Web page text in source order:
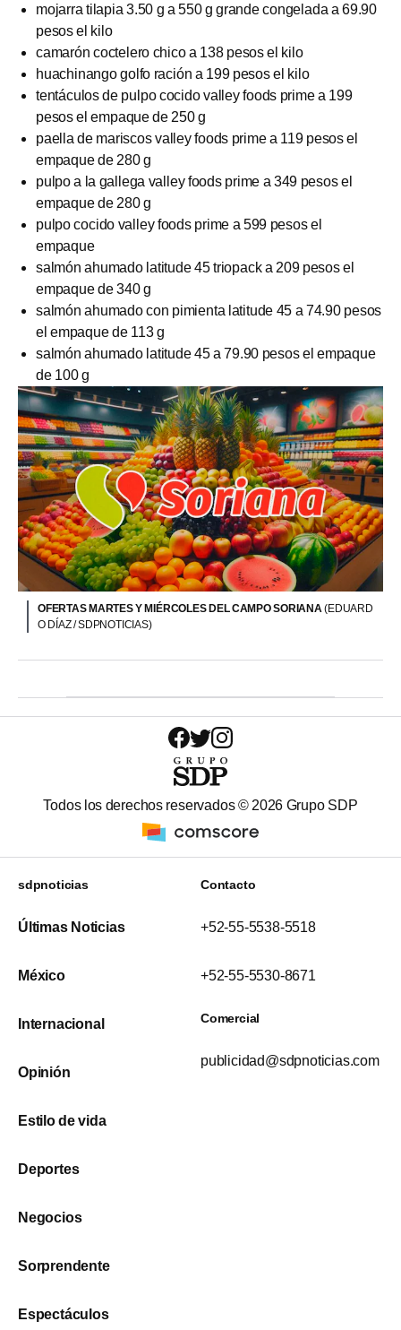
mojarra tilapia 3.50 g a 550 g grande congelada a 69.90
pesos el kilo
camarón coctelero chico a 138 pesos el kilo
huachinango golfo ración a 199 pesos el kilo
tentáculos de pulpo cocido valley foods prime a 199
pesos el empaque de 250 g
paella de mariscos valley foods prime a 119 pesos el
empaque de 280 g
pulpo a la gallega valley foods prime a 349 pesos el
empaque de 280 g
pulpo cocido valley foods prime a 599 pesos el
empaque
salmón ahumado latitude 45 triopack a 209 pesos el
empaque de 340 g
salmón ahumado con pimienta latitude 45 a 74.90 pesos
el empaque de 113 g
salmón ahumado latitude 45 a 79.90 pesos el empaque
de 100 g
OFERTAS MARTES Y MIÉRCOLES DEL CAMPO SORIANA(EDUARD
O DÍAZ / SDPNOTICIAS)
Todos los derechos reservados © 2026 Grupo SDP
sdpnoticias
Últimas Noticias
México
Internacional
Opinión
Estilo de vida
Deportes
Negocios
Sorprendente
Espectáculos
Contacto
+52-55-5538-5518
+52-55-5530-8671
Comercial
publicidad@sdpnoticias.com